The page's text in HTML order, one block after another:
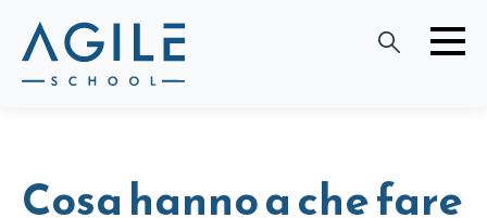
Cosa hanno a che fare